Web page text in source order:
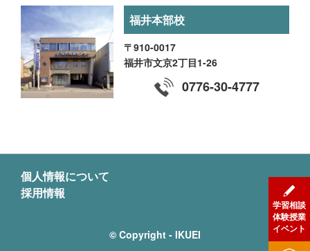
福井本部校
〒910-0017
福井市文京2丁目1-26
0776-30-4777
個人情報について
採用情報
© Copyright - IKUEI
学習相談
体験授業
イベント